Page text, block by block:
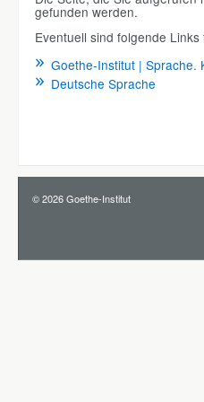
gefunden werden.
Eventuell sind folgende
Goethe-Institut | Sprache.
Deutsche Sprache
© 2026 Goethe-Institut